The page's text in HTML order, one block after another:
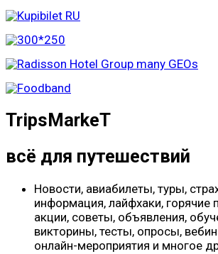
TripsMarkeT
всё для путешествий
Новости, авиабилеты, туры,
информация, лайфхаки, горячие
акции, советы, объявления,
викторины, тесты, опросы,
онлайн-мероприятия и многое